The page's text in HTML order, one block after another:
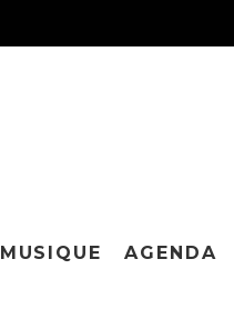
MUSIQUE AGENDA